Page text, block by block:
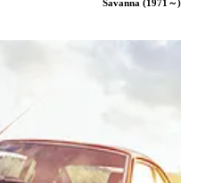
Savanna (1971～)